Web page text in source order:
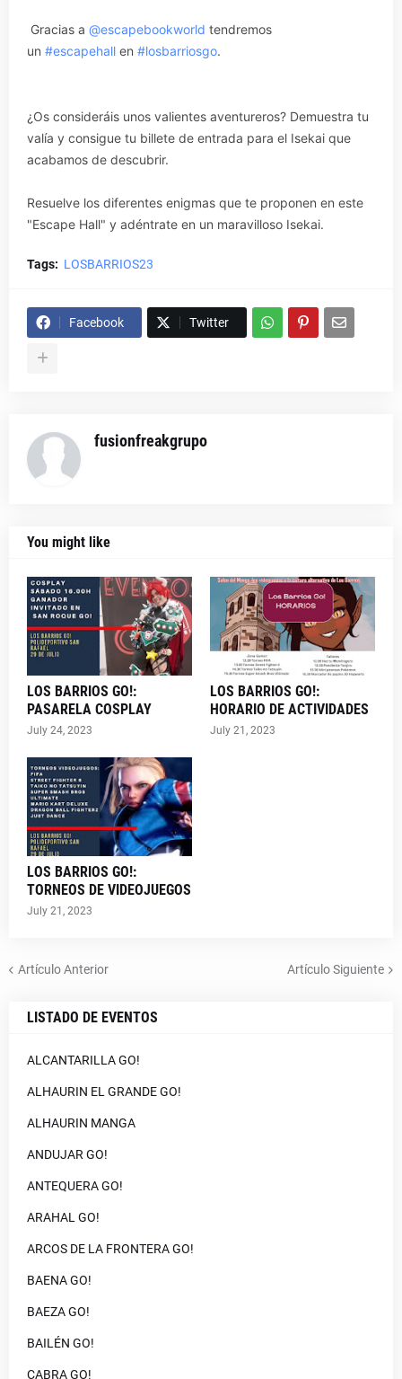
Gracias a @escapebookworld tendremos
un #escapehall en #losbarriosgo.
¿Os consideráis unos valientes aventureros? Demuestra tu
valía y consigue tu billete de entrada para el Isekai que
acabamos de descubrir.
Resuelve los diferentes enigmas que te proponen en este
"Escape Hall" y adéntrate en un maravilloso Isekai.
Tags: LOSBARRIOS23
Facebook Twitter
fusionfreakgrupo
You might like
LOS BARRIOS GO!:
PASARELA COSPLAY
July 24, 2023
LOS BARRIOS GO!:
HORARIO DE ACTIVIDADES
July 21, 2023
LOS BARRIOS GO!:
TORNEOS DE VIDEOJUEGOS
July 21, 2023
Artículo Anterior Artículo Siguiente
LISTADO DE EVENTOS
ALCANTARILLA GO!
ALHAURIN EL GRANDE GO!
ALHAURIN MANGA
ANDUJAR GO!
ANTEQUERA GO!
ARAHAL GO!
ARCOS DE LA FRONTERA GO!
BAENA GO!
BAEZA GO!
BAILÉN GO!
CABRA GO!